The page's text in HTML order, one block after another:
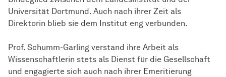
Universität Dortmund. Auch nach ihrer Zeit als
Direktorin blieb sie dem Institut eng verbunden.
Prof. Schumm-Garling verstand ihre Arbeit als
Wissenschaftlerin stets als Dienst für die Gesellschaft
und engagierte sich auch nach ihrer Emeritierung